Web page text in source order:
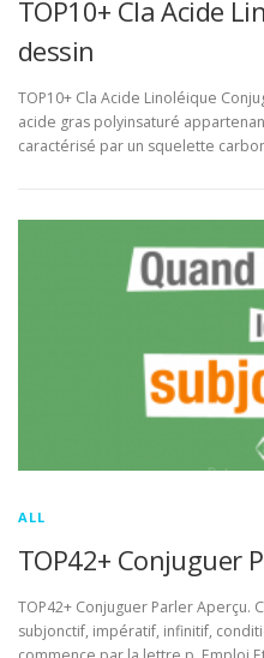
TOP10+ Cla Acide
dessin
TOP10+ Cla Acide Linoléique
acide gras polyinsaturé
caractérisé par un squelette
ALL
TOP42+ Conjuguer
TOP42+ Conjuguer Parler Aperçu.
subjonctif, impératif, infinitif,